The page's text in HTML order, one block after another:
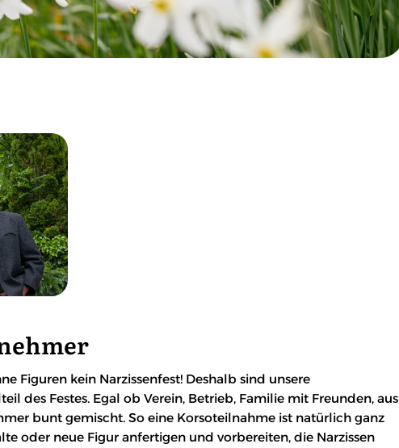
Figuren kein Narzissenfest! Deshalb sind unsere
des Festes. Egal ob Verein, Betrieb, Familie mit Freunden, aus
bunt gemischt. So eine Korsoteilnahme ist natürlich ganz
oder neue Figur anfertigen und vorbereiten, die Narzissen